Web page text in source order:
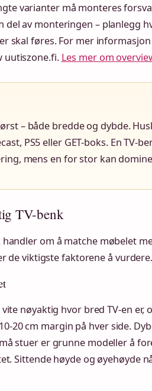
varianter må monteres
del av monteringen – planlegg
skal føres. For mer informasjon
uutiszone.fi. Les mer om
– både bredde og dybde.
PS5 eller GET-boks. En TV-
mens en for stor kan
TV-benk
om å matche møbelet
de viktigste faktorene å
nøyaktig hvor bred TV-en er,
20 cm margin på hver side.
stuer er grunne modeller å
Sittende høyde og øyehøyde